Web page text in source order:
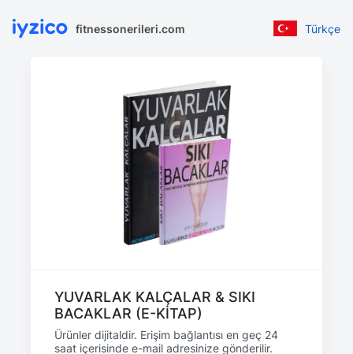
fitnessonerileri.com Türkçe
YUVARLAK KALÇALAR & SIKI
BACAKLAR (E-KİTAP)
Ürünler dijitaldir. Erişim bağlantısı en geç 24
saat içerisinde e-mail adresinize gönderilir.